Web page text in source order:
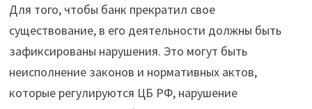
Для того, чтобы банк прекратил свое
существование, в его деятельности должны быть
зафиксированы нарушения. Это могут быть
неисполнение законов и нормативных актов,
которые регулируются ЦБ РФ, нарушение